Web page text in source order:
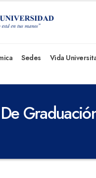
Sedes Vida